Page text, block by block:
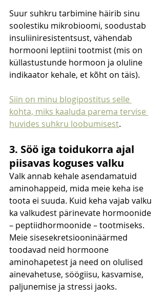
Suur suhkru tarbimine häirib sinu
soolestiku mikrobioomi, soodustab
insuliiniresistentsust, vähendab
hormooni leptiini tootmist (mis on
küllastustunde hormoon ja oluline
indikaator kehale, et kõht on täis).
Siin on minu blogipostitus selle
kohta, miks kaaluda parema tervise
huvides suhkru loobumisest.
3. Söö iga toidukorra ajal
piisavas koguses valku
Valk annab kehale asendamatuid
aminohappeid, mida meie keha ise
toota ei suuda. Kuid keha vajab valku
ka valkudest pärinevate hormoonide
– peptiidhormoonide – tootmiseks.
Meie sisesekretsiooninäärmed
toodavad neid hormoone
aminohapetest ja need on olulised
ainevahetuse, söögiisu, kasvamise,
paljunemise ja stressi jaoks.